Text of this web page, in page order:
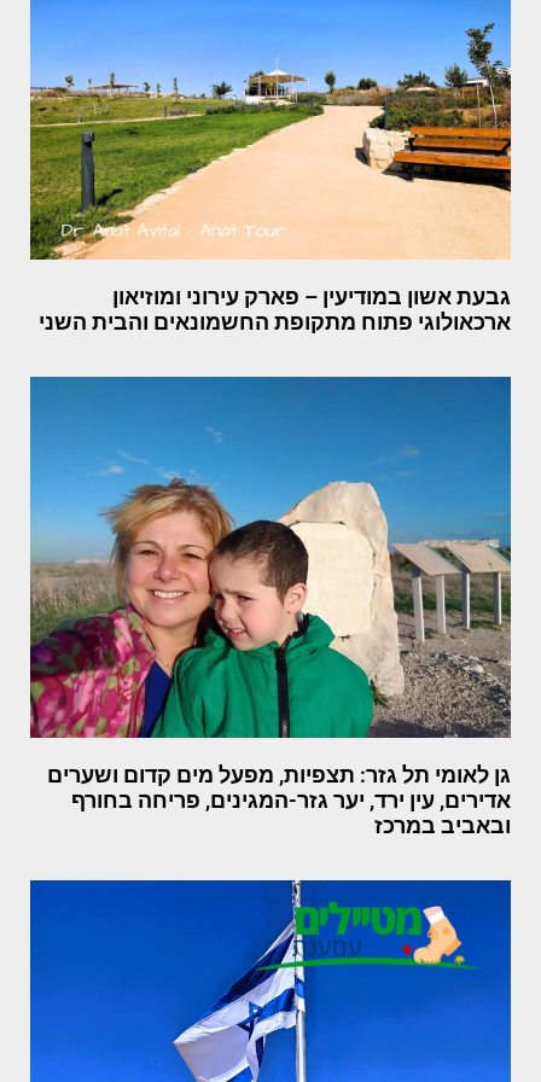
גבעת אשון במודיעין – פארק עירוני ומוזיאון
ארכאולוגי פתוח מתקופת החשמונאים והבית השני
גן לאומי תל גזר: תצפיות, מפעל מים קדום ושערים
אדירים, עין ירד, יער גזר-המגינים, פריחה בחורף
ובאביב במרכז